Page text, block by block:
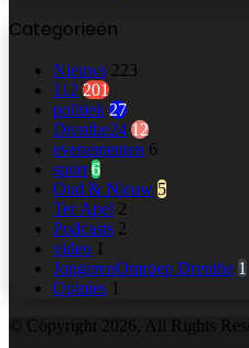
Categorieën
Nieuws 223
112 201
politiek 27
Drenthe24 12
evenementen 6
sport 6
Oud & Nieuw 5
Ter Apel 2
Podcasts 2
video 1
JongerenOmroep Drenthe 1
Opinies 1
© Copyright 2026, All Rights